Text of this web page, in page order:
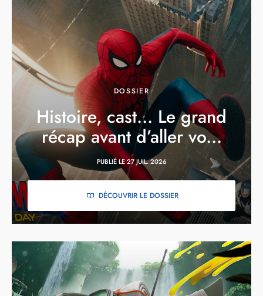
DOSSIER
Histoire, cast… Le grand
récap avant d’aller vo...
PUBLIÉ LE 27 JUIL. 2026
DÉCOUVRIR LE DOSSIER